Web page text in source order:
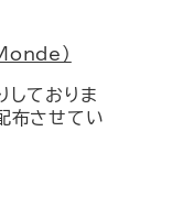
）
しておりま
布させてい